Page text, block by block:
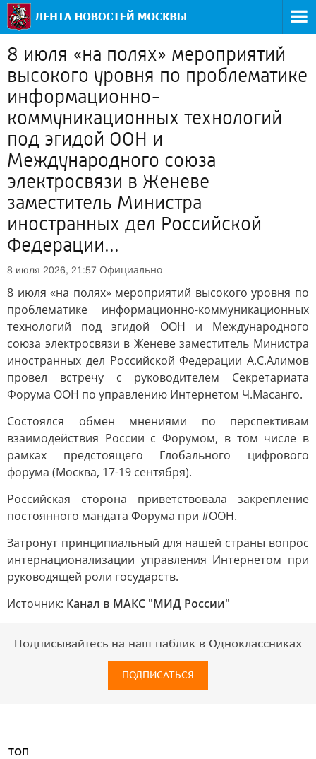
8 июля «на полях» мероприятий
высокого уровня по проблематике
информационно-
коммуникационных технологий
под эгидой ООН и
Международного союза
электросвязи в Женеве
заместитель Министра
иностранных дел Российской
Федерации...
8 июля 2026, 21:57 Официально
8 июля «на полях» мероприятий высокого уровня по
проблематике информационно-коммуникационных
технологий под эгидой ООН и Международного
союза электросвязи в Женеве заместитель Министра
иностранных дел Российской Федерации А.С.Алимов
провел встречу с руководителем Секретариата
Форума ООН по управлению Интернетом Ч.Масанго.
Состоялся обмен мнениями по перспективам
взаимодействия России с Форумом, в том числе в
рамках предстоящего Глобального цифрового
форума (Москва, 17-19 сентября).
Российская сторона приветствовала закрепление
постоянного мандата Форума при #ООН.
Затронут принципиальный для нашей страны вопрос
интернационализации управления Интернетом при
руководящей роли государств.
Источник: Канал в МАКС "МИД России"
Подписывайтесь на наш паблик в Одноклассниках
ПОДПИСАТЬСЯ
ТОП